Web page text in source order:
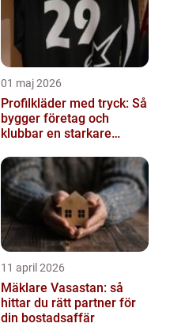
01 maj 2026
Profilkläder med tryck: Så
bygger företag och
klubbar en starkare
11 april 2026
Mäklare Vasastan: så
hittar du rätt partner för
din bostadsaffär